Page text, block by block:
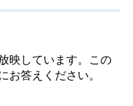
映しています。この
答えください。